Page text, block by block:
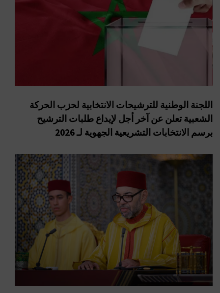
اللجنة الوطنية للترشيحات الانتخابية لحزب الحركة
الشعبية تعلن عن آخر أجل لإيداع طلبات الترشيح
برسم الانتخابات التشريعية الجهوية لـ 2026